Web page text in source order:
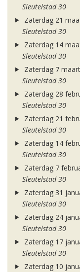
Sleutelstad 30
Zaterdag 21
Sleutelstad 30
Zaterdag 14
Sleutelstad 30
Zaterdag 7
Sleutelstad 30
Zaterdag 28
Sleutelstad 30
Zaterdag 21
Sleutelstad 30
Zaterdag 14
Sleutelstad 30
Zaterdag 7
Sleutelstad 30
Zaterdag 31
Sleutelstad 30
Zaterdag 24
Sleutelstad 30
Zaterdag 17
Sleutelstad 30
Zaterdag 10